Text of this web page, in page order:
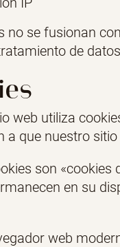
no se fusionan
de
web utiliza
a que nuestro
son «cookies
en su
web